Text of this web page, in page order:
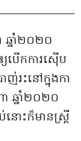
នាំ២០២០
យបើកការស៊ើប
ញ់រះនៅក្នុងកា
ឆ្នាំ២០២០
ោះក៏មានស្រ្ដី